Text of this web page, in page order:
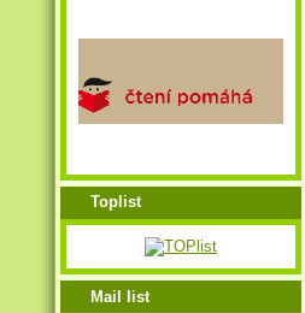
Toplist
Mail list